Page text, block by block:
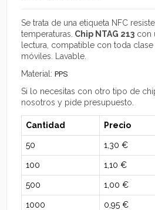
Se trata de una etiqueta NFC
temperaturas. Chip NTAG 213 con
lectura, compatible con toda
móviles. Lavable.
Material: PPS
Si lo necesitas con otro tipo de
nosotros y pide presupuesto.
Cantidad Precio
50 1,30 €
100 1,10 €
500 1,00 €
1000 0,95 €